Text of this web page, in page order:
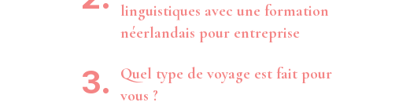
linguistiques avec une formation
néerlandais pour entreprise
Quel type de voyage est fait pour
vous ?